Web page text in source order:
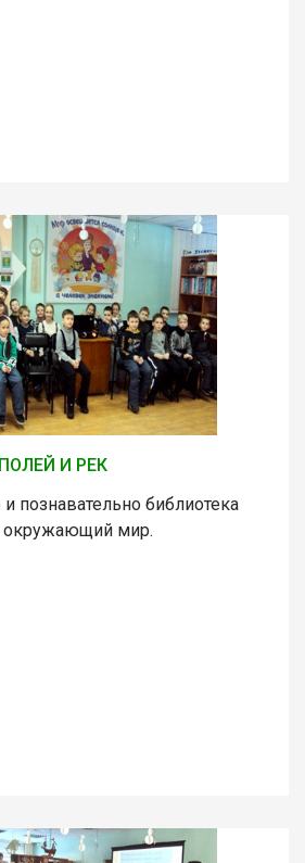
И РЕК
познавательно библиотека
окружающий мир.